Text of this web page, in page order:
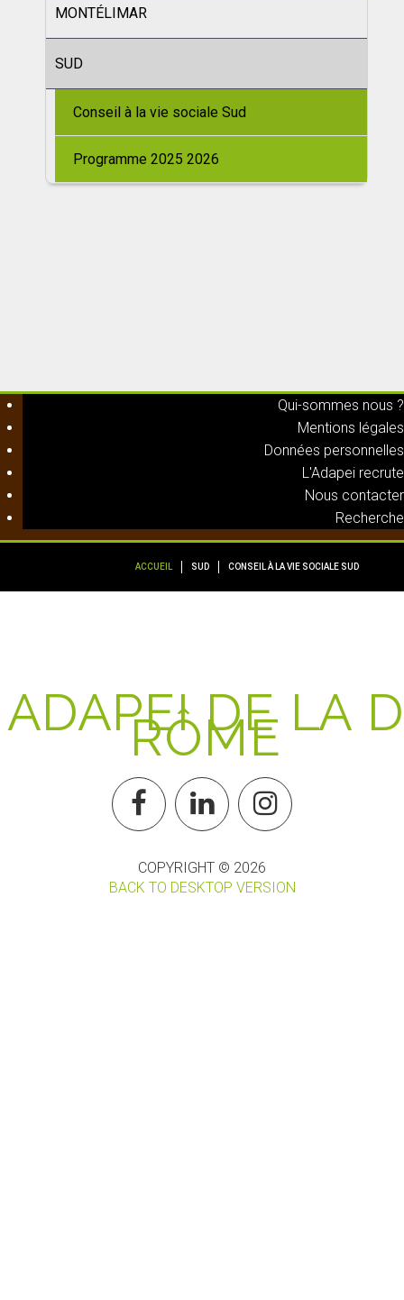
MONTÉLIMAR
SUD
Conseil à la vie sociale Sud
Programme 2025 2026
Qui-sommes nous ?
Mentions légales
Données personnelles
L'Adapei recrute
Nous contacter
Recherche
ACCUEIL SUD CONSEIL À LA VIE SOCIALE SUD
A DA PEI DE LA D
RÔ ME
COPYRIGHT © 2026
BACK TO DESKTOP VERSION